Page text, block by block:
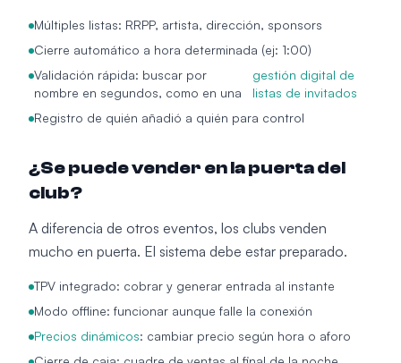
Múltiples listas: RRPP, artista, dirección, sponsors
Cierre automático a hora determinada (ej: 1:00)
Validación rápida: buscar por
nombre en segundos, como en una
gestión digital de
listas de invitados
Registro de quién añadió a quién para control
¿Se puede vender en la puerta del
club?
A diferencia de otros eventos, los clubs venden
mucho en puerta. El sistema debe estar preparado.
TPV integrado: cobrar y generar entrada al instante
Modo offline: funcionar aunque falle la conexión
Precios dinámicos: cambiar precio según hora o aforo